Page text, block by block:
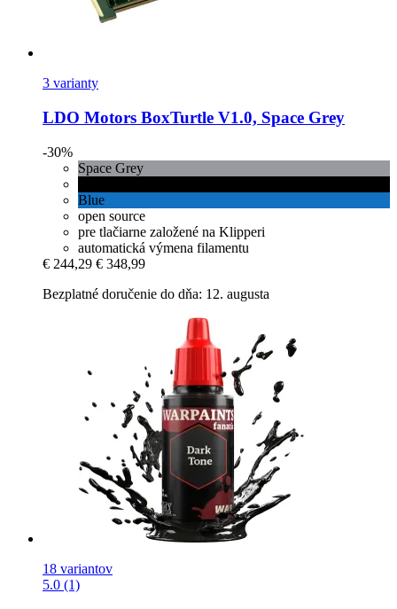
3 varianty
LDO Motors BoxTurtle V1.0, Space Grey
-30%
Space Grey
Blue
open source
pre tlačiarne založené na Klipperi
automatická výmena filamentu
€ 244,29 € 348,99
Bezplatné doručenie do dňa: 12. augusta
18 variantov
5.0 (1)